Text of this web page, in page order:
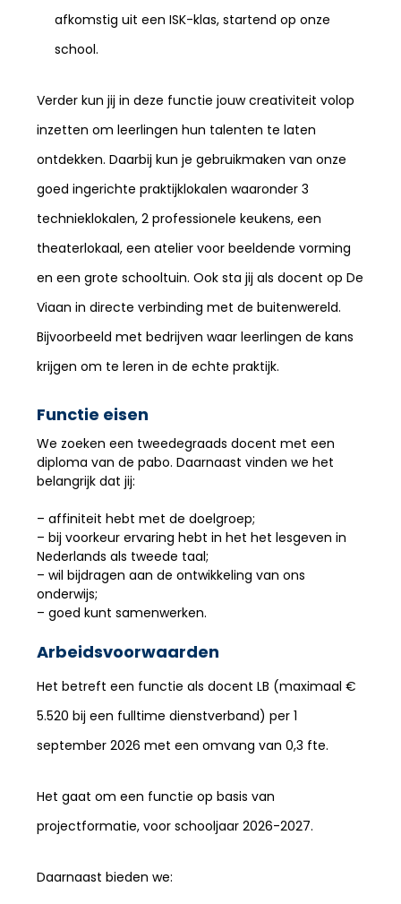
afkomstig uit een ISK-klas, startend op onze
school.
Verder kun jij in deze functie jouw creativiteit volop
inzetten om leerlingen hun talenten te laten
ontdekken. Daarbij kun je gebruikmaken van onze
goed ingerichte praktijklokalen waaronder 3
technieklokalen, 2 professionele keukens, een
theaterlokaal, een atelier voor beeldende vorming
en een grote schooltuin. Ook sta jij als docent op De
Viaan in directe verbinding met de buitenwereld.
Bijvoorbeeld met bedrijven waar leerlingen de kans
krijgen om te leren in de echte praktijk.
Functie eisen
We zoeken een tweedegraads docent met een
diploma van de pabo. Daarnaast vinden we het
belangrijk dat jij:
– affiniteit hebt met de doelgroep;
– bij voorkeur ervaring hebt in het het lesgeven in
Nederlands als tweede taal;
– wil bijdragen aan de ontwikkeling van ons
onderwijs;
– goed kunt samenwerken.
Arbeidsvoorwaarden
Het betreft een functie als docent LB (maximaal €
5.520 bij een fulltime dienstverband) per 1
september 2026 met een omvang van 0,3 fte.
Het gaat om een functie op basis van
projectformatie, voor schooljaar 2026-2027.
Daarnaast bieden we: